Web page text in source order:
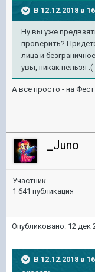
В 12.12.2018 в
Ну вы уже
проверить?
лица и
увы, никак нельзя :(
А все просто - на
_Juno
Участник
1 641 публикация
Опубликовано: 12 дек
В 12.12.2018 в